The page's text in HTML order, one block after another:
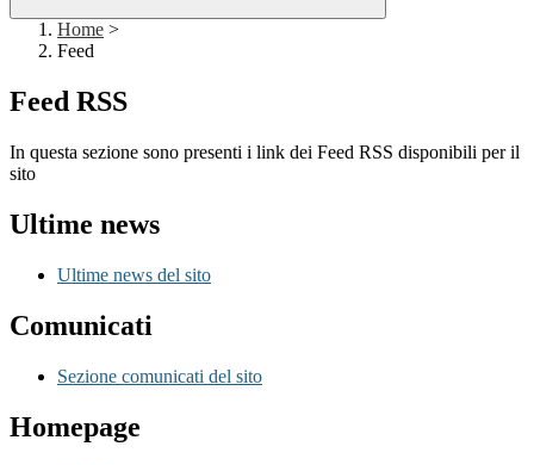
Home >
Feed
Feed RSS
In questa sezione sono presenti i link dei Feed RSS disponibili per il
sito
Ultime news
Ultime news del sito
Comunicati
Sezione comunicati del sito
Homepage